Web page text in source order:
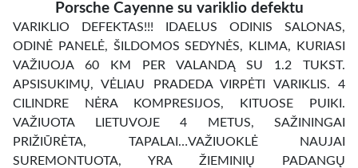
Porsche Cayenne su variklio defektu
VARIKLIO DEFEKTAS!!! IDAELUS ODINIS SALONAS,
ODINĖ PANELĖ, ŠILDOMOS SEDYNĖS, KLIMA, KURIASI
VAŽIUOJA 60 KM PER VALANDĄ SU 1.2 TUKST.
APSISUKIMŲ, VĖLIAU PRADEDA VIRPĖTI VARIKLIS. 4
CILINDRE NĖRA KOMPRESIJOS, KITUOSE PUIKI.
VAŽIUOTA LIETUVOJE 4 METUS, SAŽININGAI
PRIŽIŪRĖTA, TAPALAI…VAŽIUOKLĖ NAUJAI
SUREMONTUOTA, YRA ŽIEMINIŲ PADANGŲ